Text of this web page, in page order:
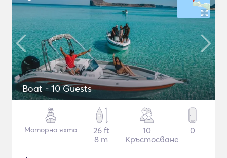
Boat - 10 Guests
Моторна яхта
26 ft
8 m
10
Кръстосване
0